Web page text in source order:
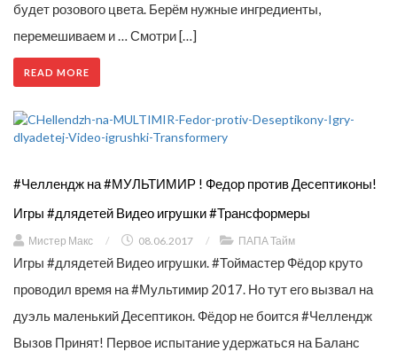
будет розового цвета. Берём нужные ингредиенты,
перемешиваем и … Смотри […]
READ MORE
#Челлендж на #МУЛЬТИМИР ! Федор против Десептиконы!
Игры #длядетей Видео игрушки #Трансформеры
Мистер Макс / 08.06.2017 / ПАПА Тайм
Игры #длядетей Видео игрушки. #Тоймастер Фёдор круто
проводил время на #Мультимир 2017. Но тут его вызвал на
дуэль маленький Десептикон. Фёдор не боится #Челлендж
Вызов Принят! Первое испытание удержаться на Баланс